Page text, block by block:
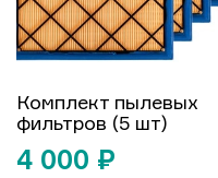
Комплект пылевых
фильтров (5 шт)
4 000 ₽